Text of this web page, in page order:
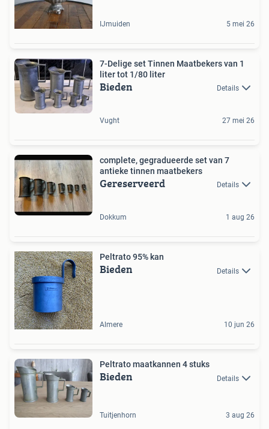
IJmuiden 5 mei 26
7-Delige set Tinnen Maatbekers van 1
liter tot 1/80 liter
Bieden Details
Vught 27 mei 26
complete, gegradueerde set van 7
antieke tinnen maatbekers
Gereserveerd Details
Dokkum 1 aug 26
Peltrato 95% kan
Bieden Details
Almere 10 jun 26
Peltrato maatkannen 4 stuks
Bieden Details
Tuitjenhorn 3 aug 26